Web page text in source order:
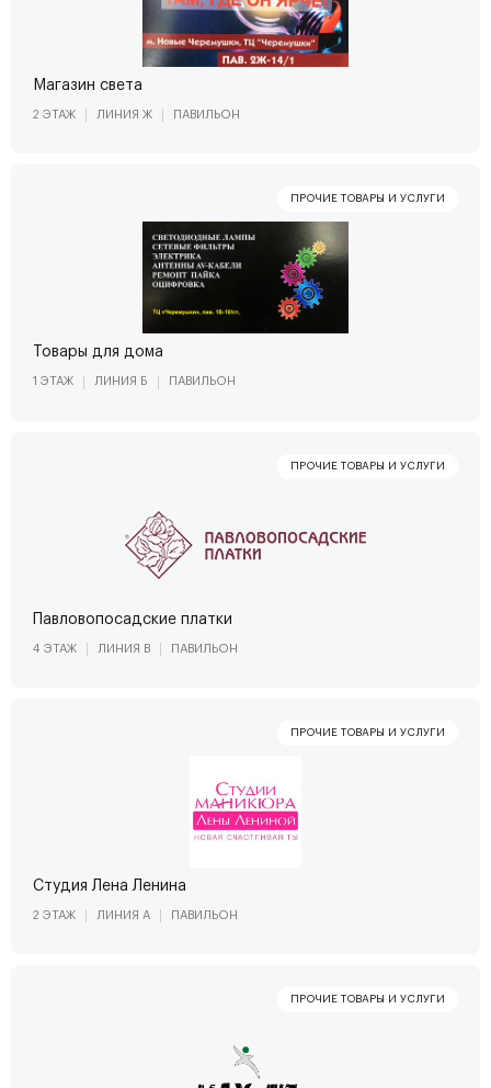
Магазин света
2 ЭТАЖ ЛИНИЯ Ж ПАВИЛЬОН
Товары для дома
1 ЭТАЖ ЛИНИЯ Б ПАВИЛЬОН
Павловопосадские платки
4 ЭТАЖ ЛИНИЯ В ПАВИЛЬОН
Студия Лена Ленина
2 ЭТАЖ ЛИНИЯ А ПАВИЛЬОН